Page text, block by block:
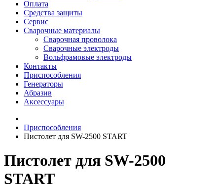
Оплата
Средства защиты
Сервис
Сварочные материалы
Сварочная проволока
Сварочные электроды
Вольфрамовые электроды
Контакты
Приспособления
Генераторы
Абразив
Аксессуары
Приспособления
Пистолет для SW-2500 START
Пистолет для SW-2500
START